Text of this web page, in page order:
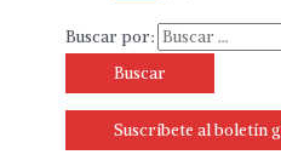
Buscar por:
Suscríbete al boletín